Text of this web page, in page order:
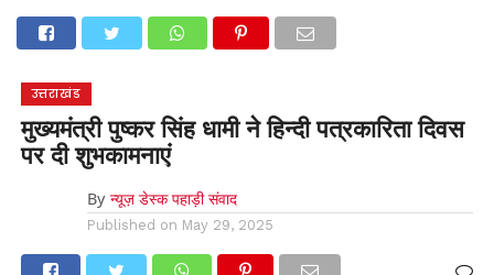
देहरादूननैनीताल
मनोरंजन
उत्तराखंड
मुख्यमंत्री पुष्कर सिंह धामी ने हिन्दी पत्रकारिता दिवस
पर दी शुभकामनाएं
By न्यूज़ डेस्क पहाड़ी संवाद
Published on May 29, 2025